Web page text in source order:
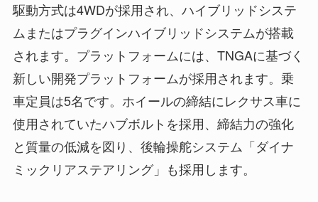
駆動方式は4WDが採用され、ハイブリッドシステ
ムまたはプラグインハイブリッドシステムが搭載
されます。プラットフォームには、TNGAに基づく
新しい開発プラットフォームが採用されます。乗
車定員は5名です。ホイールの締結にレクサス車に
使用されていたハブボルトを採用、締結力の強化
と質量の低減を図り、後輪操舵システム「ダイナ
ミックリアステアリング」も採用します。